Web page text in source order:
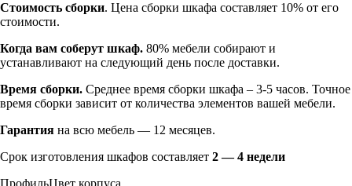
Стоимость сборки. Цена сборки шкафа составляет 10% от его
стоимости.
Когда вам соберут шкаф. 80% мебели собирают и
устанавливают на следующий день после доставки.
Время сборки. Среднее время сборки шкафа – 3-5 часов. Точное
время сборки зависит от количества элементов вашей мебели.
Гарантия на всю мебель — 12 месяцев.
Срок изготовления шкафов составляет 2 — 4 недели